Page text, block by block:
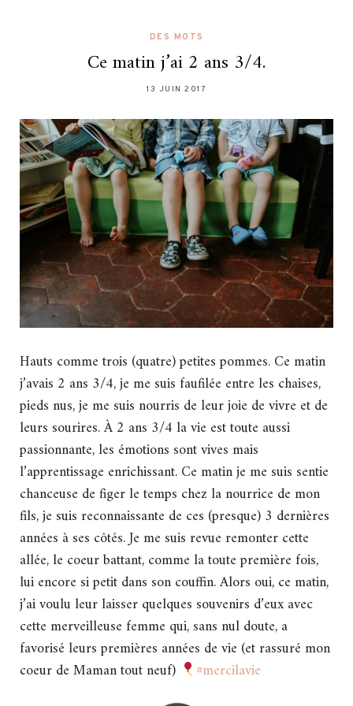
DES MOTS
Ce matin j’ai 2 ans 3/4.
13 JUIN 2017
Hauts comme trois (quatre) petites pommes. Ce matin
j’avais 2 ans 3/4, je me suis faufilée entre les chaises,
pieds nus, je me suis nourris de leur joie de vivre et de
leurs sourires. À 2 ans 3/4 la vie est toute aussi
passionnante, les émotions sont vives mais
l’apprentissage enrichissant. Ce matin je me suis sentie
chanceuse de figer le temps chez la nourrice de mon
fils, je suis reconnaissante de ces (presque) 3 dernières
années à ses côtés. Je me suis revue remonter cette
allée, le coeur battant, comme la toute première fois,
lui encore si petit dans son couffin. Alors oui, ce matin,
j’ai voulu leur laisser quelques souvenirs d’eux avec
cette merveilleuse femme qui, sans nul doute, a
favorisé leurs premières années de vie (et rassuré mon
coeur de Maman tout neuf)
#mercilavie